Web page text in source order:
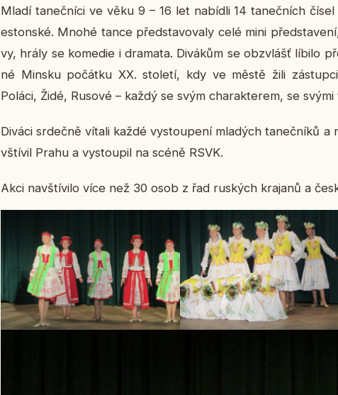
Mladí ta­neč­ní­ci ve věku 9 – 16 let na­bíd­li 14 ta­neč­ních
es­ton­ské. Mnohé tance před­sta­vo­va­ly celé mini
vy, hrály se ko­me­die i dra­ma­ta. Di­vá­kům se ob­zvlášť líbilo
né Minsku po­čát­ku XX. sto­le­tí, kdy ve městě žili
Poláci, Židé, Rusové – každý se svým cha­rak­te­rem, se svými
Diváci sr­deč­ně vítali každé vy­stou­pe­ní mla­dých ta­neč­ní­ků
vští­vil Prahu a vy­stou­pil na scéně RSVK.
Akci na­vští­vi­lo více než 30 osob z řad rus­kých kra­ja­nů a